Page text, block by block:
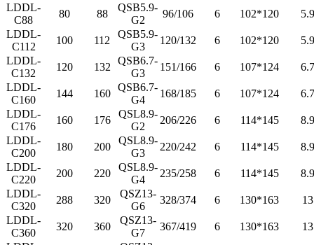
LDDL-
C88
80 88
QSB5.9-
G2
96/106 6 102*120
5.9
LDDL-
C112
100 112
QSB5.9-
G3
120/132 6 102*120
5.9
LDDL-
C132
120 132
QSB6.7-
G3
151/166 6 107*124
6.7
LDDL-
C160
144 160
QSB6.7-
G4
168/185 6 107*124
6.7
LDDL-
C176
160 176
QSL8.9-
G2
206/226 6 114*145
8.9
LDDL-
C200
180 200
QSL8.9-
G3
220/242 6 114*145
8.9
LDDL-
C220
200 220
QSL8.9-
G4
235/258 6 114*145
8.9
LDDL-
C320
288 320
QSZ13-
G6
328/374 6 130*163
13
LDDL-
C360
320 360
QSZ13-
G7
367/419 6 130*163
13